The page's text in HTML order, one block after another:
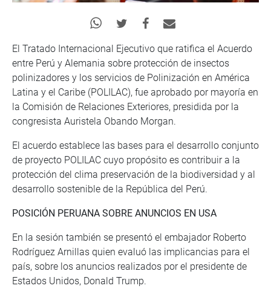
El Tratado Internacional Ejecutivo que ratifica el Acuerdo
entre Perú y Alemania sobre protección de insectos
polinizadores y los servicios de Polinización en América
Latina y el Caribe (POLILAC), fue aprobado por mayoría en
la Comisión de Relaciones Exteriores, presidida por la
congresista Auristela Obando Morgan.
El acuerdo establece las bases para el desarrollo conjunto
de proyecto POLILAC cuyo propósito es contribuir a la
protección del clima preservación de la biodiversidad y al
desarrollo sostenible de la República del Perú.
POSICIÓN PERUANA SOBRE ANUNCIOS EN USA
En la sesión también se presentó el embajador Roberto
Rodríguez Arnillas quien evaluó las implicancias para el
país, sobre los anuncios realizados por el presidente de
Estados Unidos, Donald Trump.